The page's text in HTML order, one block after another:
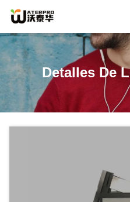
Detalles De